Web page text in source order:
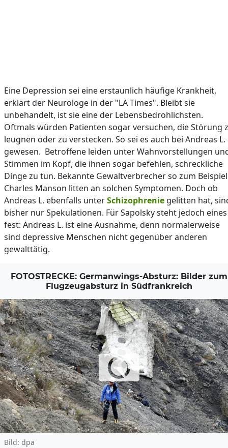
Eine Depression sei eine erstaunlich häufige Krankheit,
erklärt der Neurologe in der "LA Times". Bleibt sie
unbehandelt, ist sie eine der Lebensbedrohlichsten.
Oftmals würden Patienten sogar versuchen, die Störung
leugnen oder zu verstecken. So sei es auch bei Andreas L.
gewesen. Betroffene leiden unter Wahnvorstellungen
Stimmen im Kopf, die ihnen sogar befehlen, schreckliche
Dinge zu tun. Bekannte Gewaltverbrecher so zum Beispiel
Charles Manson litten an solchen Symptomen. Doch ob
Andreas L. ebenfalls unterSchizophrenie gelitten hat,
bisher nur Spekulationen. Für Sapolsky steht jedoch eines
fest: Andreas L. ist eine Ausnahme, denn normalerweise
sind depressive Menschen nicht gegenüber anderen
gewalttätig.
FOTOSTRECKE: Germanwings-Absturz: Bilder zum
Flugzeugabsturz in Südfrankreich
Bild: dpa